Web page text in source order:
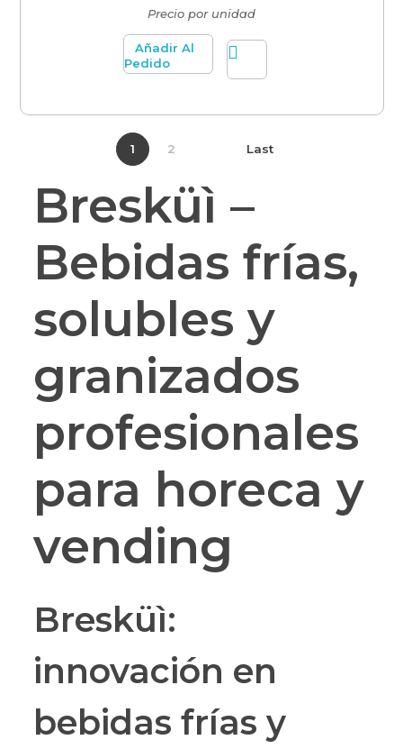
Precio por unidad
Añadir Al
Pedido
1 2 Last
Bresküì –
Bebidas frías,
solubles y
granizados
profesionales
para horeca y
vending
Bresküì:
innovación en
bebidas frías y